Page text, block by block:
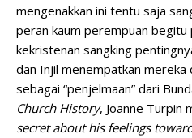
mengenakkan ini tentu saja
peran kaum perempuan begitu
kekristenan sangking
dan Injil menempatkan
sebagai “penjelmaan” dari
Church History, Joanne Turpin
secret about his feelings